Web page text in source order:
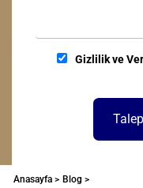
Gizlilik ve
Anasayfa > Blog >